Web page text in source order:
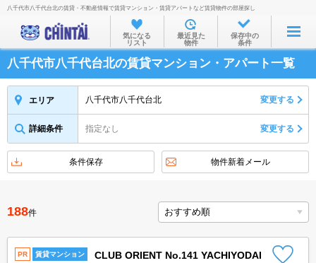
お部屋を探す
沿線・駅から
住所から
家賃相場から
物件特集から
不動産会社から
TOP
八千代市八千代台北の賃貸・不動産情報で賃貸マンション・賃貸アパートなど賃貸物件の部屋探し
気になる
リスト
最近見た
物件
保存中の
条件
八千代市八千代台北の賃貸マンション・アパート一覧
エリア 八千代市八千代台北 変更する
詳細条件 指定なし 変更する
条件保存 物件新着メール
188件
PR 賃貸マンション CLUB ORIENT No.141 YACHIYODAI